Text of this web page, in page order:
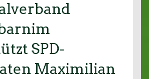
SPD-
Maximilian